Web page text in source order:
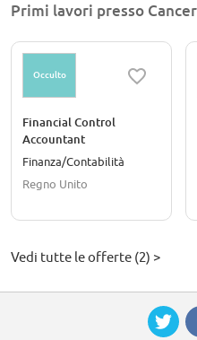
Primi lavori presso
Occulto
Financial Control
Accountant
Finanza/Contabilità
Regno Unito
Vedi tutte le offerte (2) >